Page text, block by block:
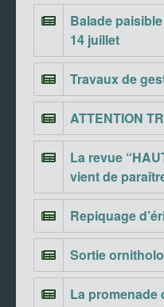
Balade
14 juillet
Travaux de
ATTENTION
La revue
vient de
Repiquage
Sortie
La promenade